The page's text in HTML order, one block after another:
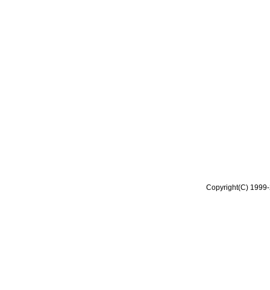
Copyright(C)